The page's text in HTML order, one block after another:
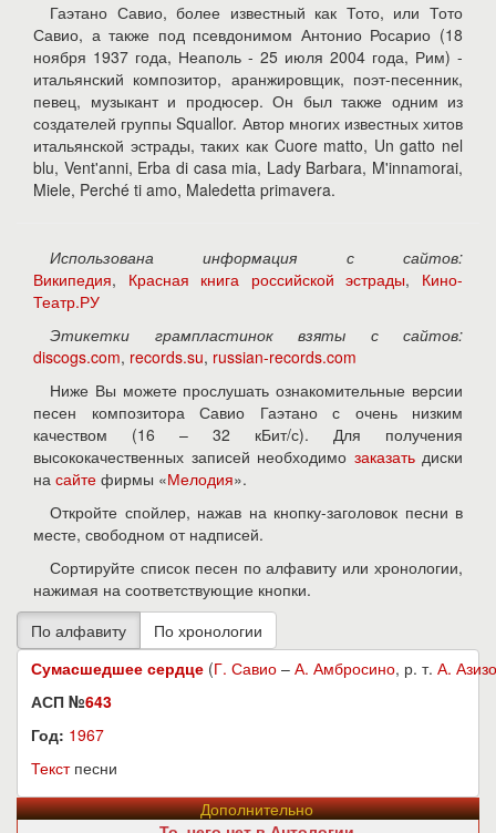
Гаэтано Савио, более известный как Тото, или Тото
Савио, а также под псевдонимом Антонио Росарио (18
ноября 1937 года, Неаполь - 25 июля 2004 года, Рим) -
итальянский композитор, аранжировщик, поэт-песенник,
певец, музыкант и продюсер. Он был также одним из
создателей группы Squallor. Автор многих известных хитов
итальянской эстрады, таких как Cuore matto, Un gatto nel
blu, Vent'anni, Erba di casa mia, Lady Barbara, M'innamorai,
Miele, Perché ti amo, Maledetta primavera.
Использована информация с сайтов:
Википедия, Красная книга российской эстрады, Кино-
Театр.РУ
Этикетки грампластинок взяты с сайтов:
discogs.com, records.su, russian-records.com
Ниже Вы можете прослушать ознакомительные версии
песен композитора Савио Гаэтано с очень низким
качеством (16 – 32 кБит/с). Для получения
высококачественных записей необходимо заказатьдиски
на сайте фирмы «Мелодия».
Откройте спойлер, нажав на кнопку-заголовок песни в
месте, свободном от надписей.
Сортируйте список песен по алфавиту или хронологии,
нажимая на соответствующие кнопки.
Сумасшедшее сердце (Г. Савио – А. Амбросино, р. т. А.
АСП №643
Год: 1967
Текстпесни
Дополнительно